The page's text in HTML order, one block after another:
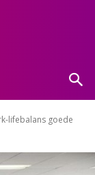
lifebalans goede